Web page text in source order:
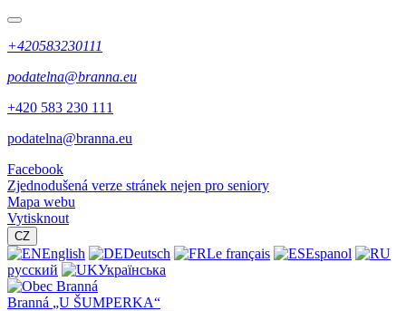
+420583230111
podatelna@branna.eu
+420 583 230 111
podatelna@branna.eu
Facebook
Zjednodušená verze stránek nejen pro seniory
Mapa webu
Vytisknout
CZ
English Deutsch Le français
Espanol
русский
Українська
Branná „U ŠUMPERKA“